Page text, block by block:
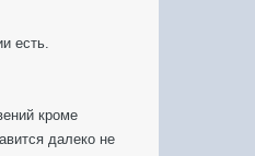
есть.
кроме
далеко не